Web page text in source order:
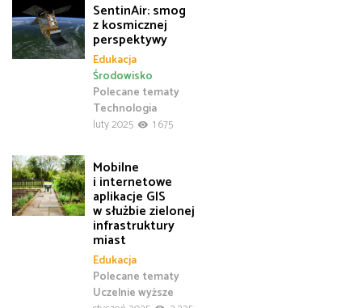
SentinAir: smog
z kosmicznej
perspektywy
Edukacja
Polecane tematy
Środowisko
Technologia
luty 2025
1 675
Mobilne
i internetowe
aplikacje GIS
w służbie zielonej
infrastruktury
miast
Edukacja
Polecane tematy
Uczelnie wyższe